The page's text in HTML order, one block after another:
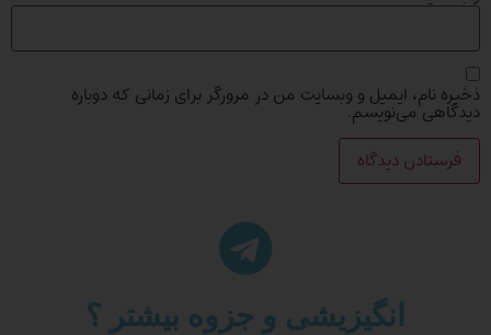
ذخیره نام، ایمیل و وبسایت من در مرورگر برای زمانی که دوباره
دیدگاهی می‌نویسم.
انگیزیشی و جزوه بیشتر ؟